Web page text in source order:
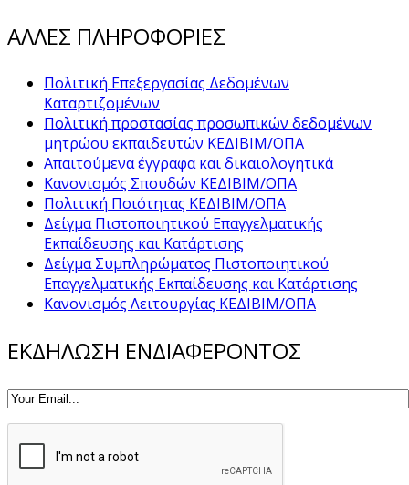
ΑΛΛΕΣ ΠΛΗΡΟΦΟΡΙΕΣ
Πολιτική Επεξεργασίας Δεδομένων
Καταρτιζομένων
Πολιτική προστασίας προσωπικών δεδομένων
μητρώου εκπαιδευτών ΚΕΔΙΒΙΜ/ΟΠΑ
Απαιτούμενα έγγραφα και δικαιολογητικά
Κανονισμός Σπουδών ΚΕΔΙΒΙΜ/ΟΠΑ
Πολιτική Ποιότητας ΚΕΔΙΒΙΜ/ΟΠΑ
Δείγμα Πιστοποιητικού Επαγγελματικής
Εκπαίδευσης και Κατάρτισης
Δείγμα Συμπληρώματος Πιστοποιητικού
Επαγγελματικής Εκπαίδευσης και Κατάρτισης
Κανονισμός Λειτουργίας ΚΕΔΙΒΙΜ/ΟΠΑ
ΕΚΔΗΛΩΣΗ ΕΝΔΙΑΦΕΡΟΝΤΟΣ